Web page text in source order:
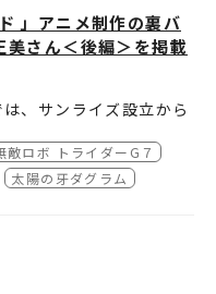
ーーーーーーーーーー
ッズ)
、HAKATA、KYOT
】
ビス
」アニメ制作の裏バ
さん＜後編＞を掲載
、サンライズ設立から
。
敵ロボ トライダーG７
太陽の牙ダグラム